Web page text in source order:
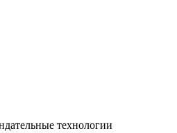
технологии